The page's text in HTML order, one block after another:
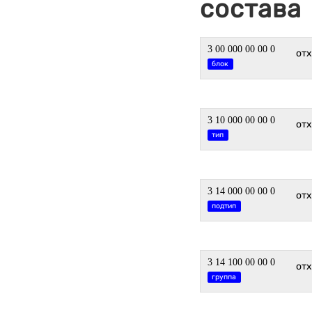
состава
3 00 000 00 00 0
блок
3 10 000 00 00 0
тип
3 14 000 00 00 0
подтип
3 14 100 00 00 0
группа